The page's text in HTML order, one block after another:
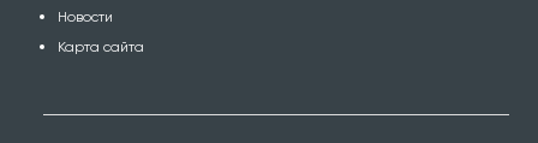
Новости
Карта сайта